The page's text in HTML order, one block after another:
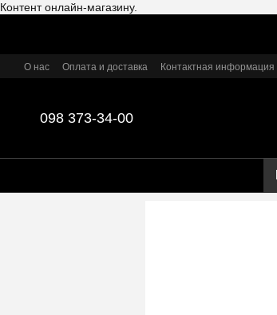
Контент онлайн-магазину.
О нас Оплата и доставка Контактная информация
098 373-34-00